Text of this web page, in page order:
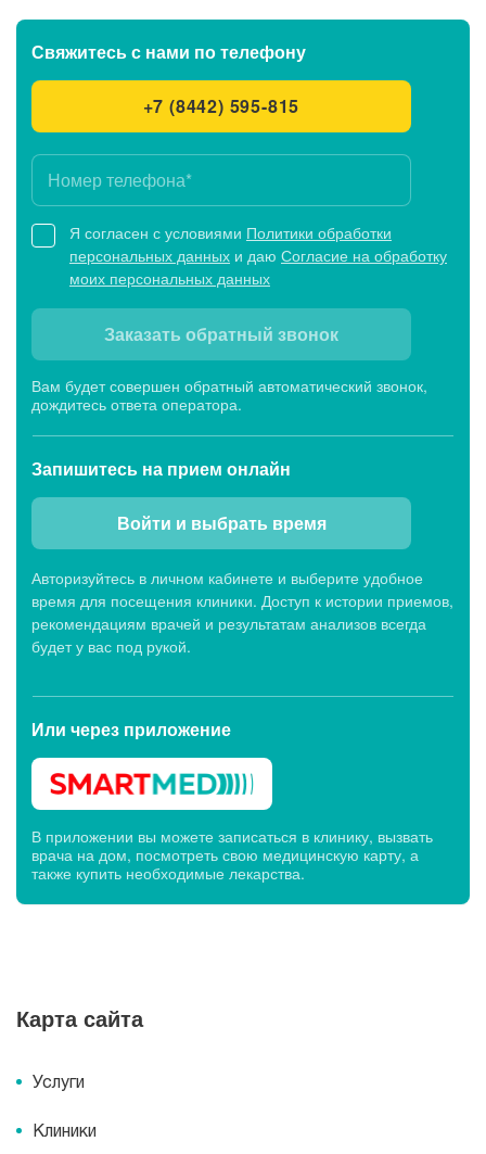
Свяжитесь с нами по телефону
+7 (8442) 595-815
Я согласен с условиями Политики обработки
персональных данных и даю Согласие на обработку
моих персональных данных
Заказать обратный звонок
Вам будет совершен обратный автоматический звонок,
дождитесь ответа оператора.
Запишитесь на прием онлайн
Войти и выбрать время
Авторизуйтесь в личном кабинете и выберите удобное
время для посещения клиники. Доступ к истории приемов,
рекомендациям врачей и результатам анализов всегда
будет у вас под рукой.
Или через приложение
В приложении вы можете записаться в клинику, вызвать
врача на дом, посмотреть свою медицинскую карту, а
также купить необходимые лекарства.
Карта сайта
Услуги
Клиники